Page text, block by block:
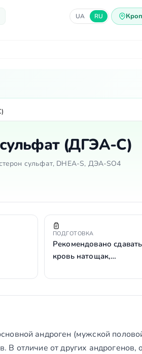
UA RU
(ДГЭА-С)
сульфат, DHEA-S, ДЭА-SO4
ПОДГОТОВКА
Рекомендовано сдавать
кровь натощак,…
андроген (мужской
В отличие от других